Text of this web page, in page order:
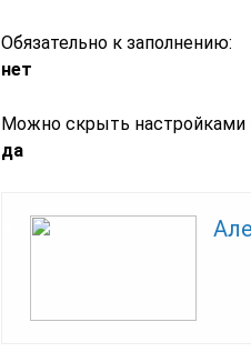
Обязательно к заполнению:
нет
Можно скрыть настройками
да